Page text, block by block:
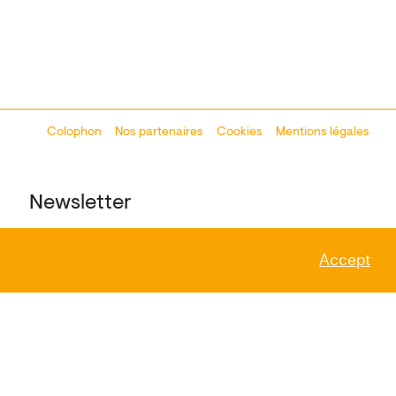
Accept
Newsletter
Colophon
Design:Marcel Kaczmarek, code:8080.studio
Nos partenaires Cookies Mentions légales